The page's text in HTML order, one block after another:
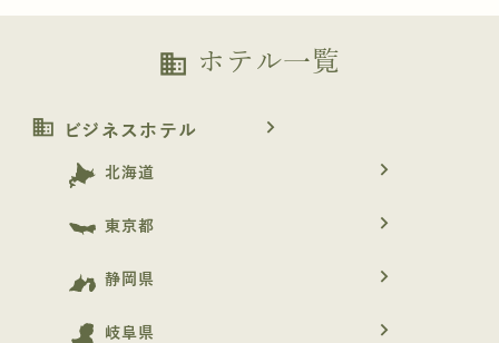
business ホテル一覧
business ビジネスホテル navigate_next
北海道 navigate_next
東京都 navigate_next
静岡県 navigate_next
岐阜県 navigate_next